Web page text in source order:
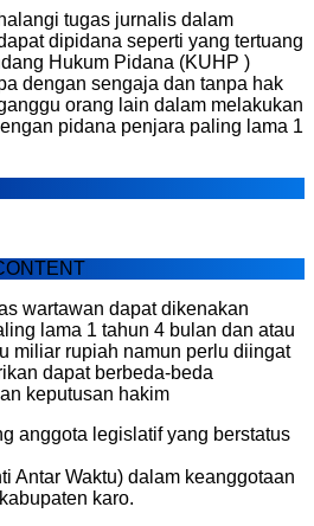
tugas jurnalis dalam
dipidana seperti yang tertuang
Hukum Pidana (KUHP )
dengan sengaja dan tanpa hak
orang lain dalam melakukan
pidana penjara paling lama 1
wartawan dapat dikenakan
lama 1 tahun 4 bulan dan atau
miliar rupiah namun perlu diingat
dapat berbeda-beda
keputusan hakim
anggota legislatif yang berstatus
Antar Waktu) dalam keanggotaan
karo.